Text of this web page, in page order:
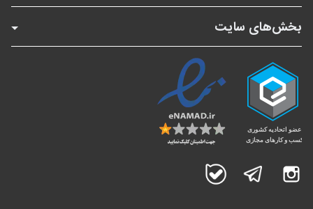
بخش‌های سایت
اینستاگرام تلگرام